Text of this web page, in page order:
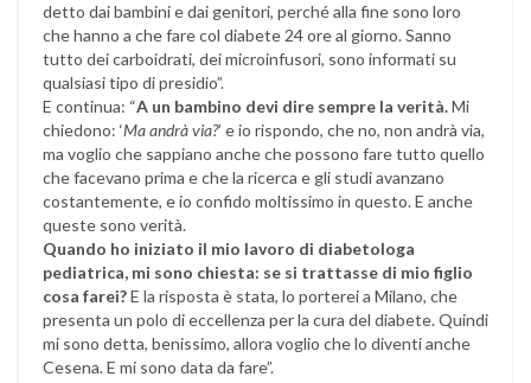
detto dai bambini e dai genitori, perché alla fine sono loro
che hanno a che fare col diabete 24 ore al giorno. Sanno
tutto dei carboidrati, dei microinfusori, sono informati su
qualsiasi tipo di presidio”.
E continua: “A un bambino devi dire sempre la verità.Mi
chiedono: ‘Ma andrà via?’ e io rispondo, che no, non andrà via,
ma voglio che sappiano anche che possono fare tutto quello
che facevano prima e che la ricerca e gli studi avanzano
costantemente, e io confido moltissimo in questo. E anche
queste sono verità.
Quando ho iniziato il mio lavoro di diabetologa
pediatrica, mi sono chiesta: se si trattasse di mio figlio
cosa farei?E la risposta è stata, lo porterei a Milano, che
presenta un polo di eccellenza per la cura del diabete. Quindi
mi sono detta, benissimo, allora voglio che lo diventi anche
Cesena. E mi sono data da fare”.